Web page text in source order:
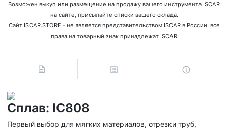
Возможен выкуп или размещение на продажу вашего инструмента ISCAR
на сайте, присылайте списки вашего склада.
Сайт ISCAR.STORE - не является представительством ISCAR в России, все
права на товарный знак принадлежат ISCAR
Сплав: IC808
Первый выбор для мягких материалов, отрезки труб,